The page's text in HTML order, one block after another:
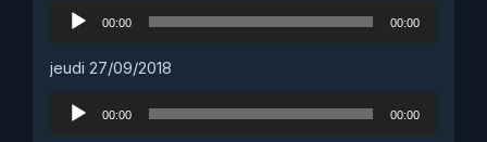
Lecteur 00:00 00:00
jeudi 27/09/2018
Lecteur 00:00 00:00